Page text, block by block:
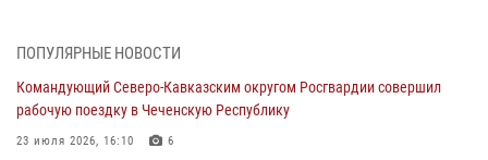
задержании подозреваемых в причинении имущественного ущерба
05 августа 2026, 13:53
ПОПУЛЯРНЫЕ НОВОСТИ
Командующий Северо-Кавказским округом Росгвардии совершил
рабочую поездку в Чеченскую Республику
23 июля 2026, 16:10 6